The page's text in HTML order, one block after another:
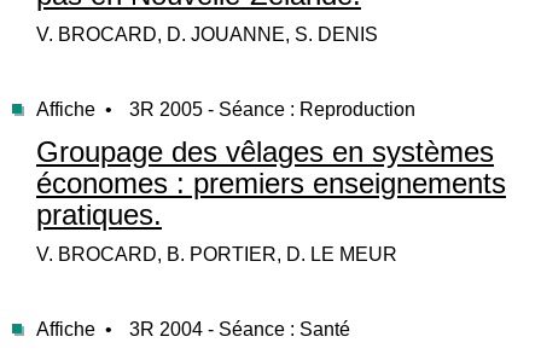
V. BROCARD, D. JOUANNE, S. DENIS
Affiche • 3R 2005 - Séance : Reproduction
Groupage des vêlages en systèmes
économes : premiers enseignements
pratiques.
V. BROCARD, B. PORTIER, D. LE MEUR
Affiche • 3R 2004 - Séance : Santé